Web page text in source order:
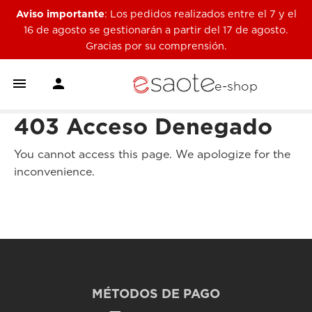
Aviso importante: Los pedidos realizados entre el 7 y el
16 de agosto se gestionarán a partir del 17 de agosto.
Gracias por su comprensión.
  e-shop
403 Acceso Denegado
You cannot access this page. We apologize for the
inconvenience.
MÉTODOS DE PAGO